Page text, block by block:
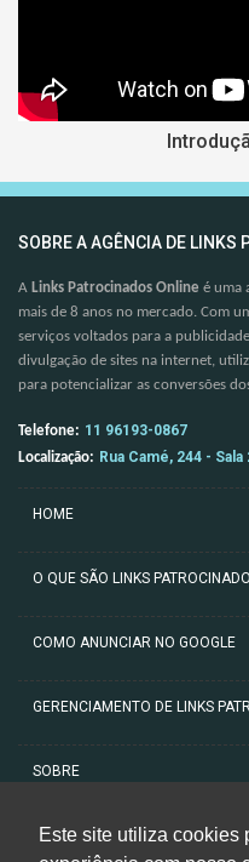
Este site utiliza cookies
SOBRE A AGÊNCIA DE LINKS
A Links Patrocinados Online é uma
mais de 8 anos no mercado. Com
serviços voltados para a
divulgação de sites na internet,
para potencializar as conversões
Telefone: 11 96193-0867
Localização: Rua Camé, 244 -
HOME
O QUE SÃO LINKS
COMO ANUNCIAR NO GOOGLE
GERENCIAMENTO DE LINKS
SOBRE
ARTIGOS